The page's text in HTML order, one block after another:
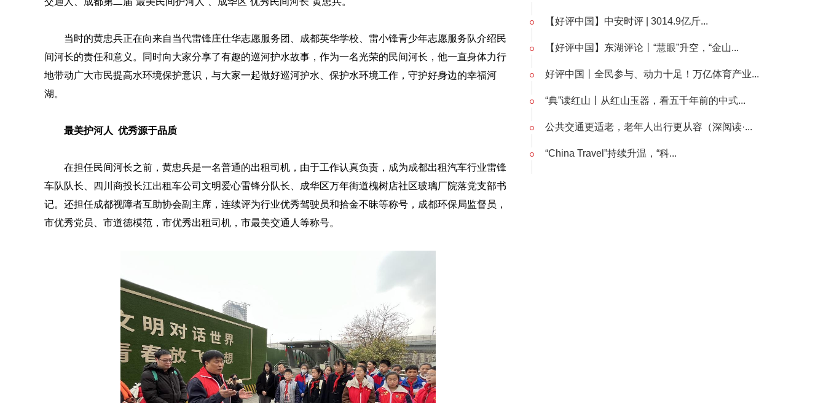
传真机
当时的黄忠兵正在向来自当代雷锋庄仕华志愿服务团、成都英华学校、雷小锋青少年志愿服务队介绍民
间河长的责任和意义。同时向大家分享了有趣的巡河护水故事，作为一名光荣的民间河长，他一直身体力行
地带动广大市民提高水环境保护意识，与大家一起做好巡河护水、保护水环境工作，守护好身边的幸福河
湖。
最美护河人 优秀源于品质
在担任民间河长之前，黄忠兵是一名普通的出租司机，由于工作认真负责，成为成都出租汽车行业雷锋
车队队长、四川商投长江出租车公司文明爱心雷锋分队长、成华区万年街道槐树店社区玻璃厂院落党支部书
记。还担任成都视障者互助协会副主席，连续评为行业优秀驾驶员和拾金不昧等称号，成都环保局监督员，
市优秀党员、市道德模范，市优秀出租司机，市最美交通人等称号。
【好评中国】中安时评 | 3014.9亿斤...
【好评中国】东湖评论丨“慧眼”升空，“金山...
好评中国丨全民参与、动力十足！万亿体育产业...
“典”读红山丨从红山玉器，看五千年前的中式...
公共交通更适老，老年人出行更从容（深阅读·...
“China Travel”持续升温，“科...